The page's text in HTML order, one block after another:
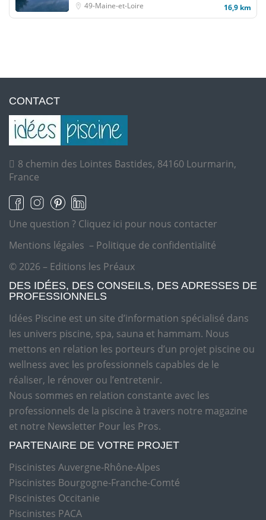
49-Maine-et-Loire
16,9 km
CONTACT
8 chemin des Lointes Bastides, 84160 Lourmarin,
France
Une question ? Cliquez ici pour nous contacter
Mentions légales – Politique de confidentialité
© 2026 – Editions les Préaux
DES IDÉES, DES CONSEILS, DES ADRESSES DE
PROFESSIONNELS
Idées Piscine est un site d’information spécialisé dans
les univers piscine, spa, sauna et hammam. Nous
mettons en relation les porteurs d’un projet piscine ou
wellness avec les professionnels capables de le
réaliser, le rénover ou l’entretenir.
Nous sommes en relation constante avec les
professionnels de la piscine à travers notre magazine
et notre Newsletter Pour les Pros.
PARTENAIRE DE VOTRE PROJET
Piscinistes Auvergne-Rhône-Alpes
Piscinistes Bourgogne-Franche-Comté
Piscinistes Occitanie
Piscinistes PACA